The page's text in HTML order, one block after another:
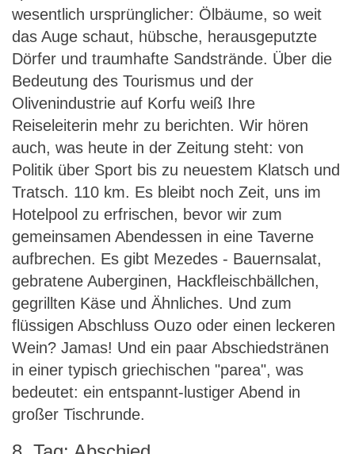
wesentlich ursprünglicher: Ölbäume, so weit
das Auge schaut, hübsche, herausgeputzte
Dörfer und traumhafte Sandstrände. Über die
Bedeutung des Tourismus und der
Olivenindustrie auf Korfu weiß Ihre
Reiseleiterin mehr zu berichten. Wir hören
auch, was heute in der Zeitung steht: von
Politik über Sport bis zu neuestem Klatsch und
Tratsch. 110 km. Es bleibt noch Zeit, uns im
Hotelpool zu erfrischen, bevor wir zum
gemeinsamen Abendessen in eine Taverne
aufbrechen. Es gibt Mezedes - Bauernsalat,
gebratene Auberginen, Hackfleischbällchen,
gegrillten Käse und Ähnliches. Und zum
flüssigen Abschluss Ouzo oder einen leckeren
Wein? Jamas! Und ein paar Abschiedstränen
in einer typisch griechischen "parea", was
bedeutet: ein entspannt-lustiger Abend in
großer Tischrunde.